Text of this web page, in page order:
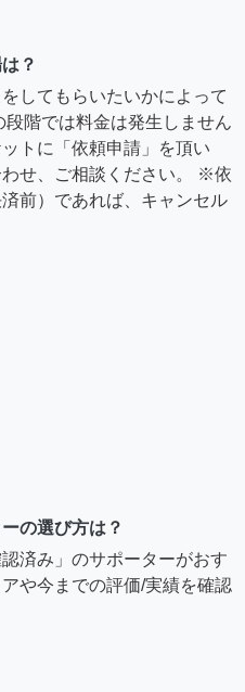
？
してもらいたいかによって
階では料金は発生しません
トに「依頼申請」を頂い
せ、ご相談ください。 ※依
前）であれば、キャンセル
の選び方は？
済み」のサポーターがおす
や今までの評価/実績を確認